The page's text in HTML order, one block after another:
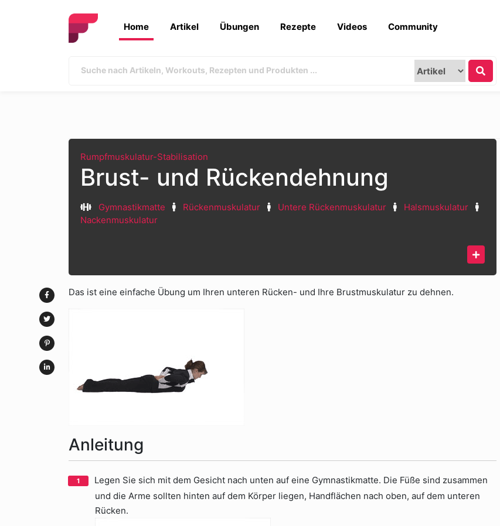
Home Artikel Übungen Rezepte Videos Community
Rumpfmuskulatur-Stabilisation
Brust- und Rückendehnung
Gymnastikmatte Rückenmuskulatur Untere Rückenmuskulatur
Halsmuskulatur
Nackenmuskulatur
Das ist eine einfache Übung um Ihren unteren Rücken- und Ihre Brustmuskulatur zu dehnen.
Anleitung
Legen Sie sich mit dem Gesicht nach unten auf eine Gymnastikmatte. Die Füße sind zusammen
und die Arme sollten hinten auf dem Körper liegen, Handflächen nach oben, auf dem unteren
Rücken.